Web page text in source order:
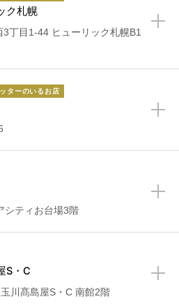
ク札幌
丁目1-44 ヒューリック札幌B1
ターのいるお店
シティお台場3階
S・C
川髙島屋S・C 南館2階